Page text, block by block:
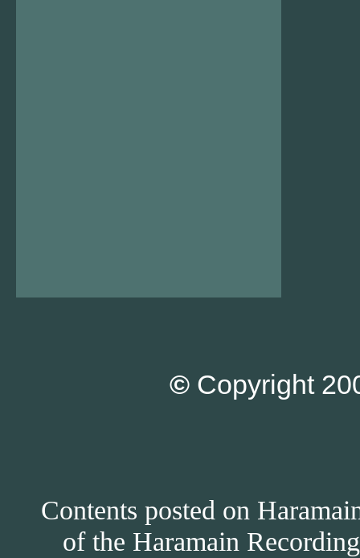
© Copyright
Contents posted on
of the Haramain